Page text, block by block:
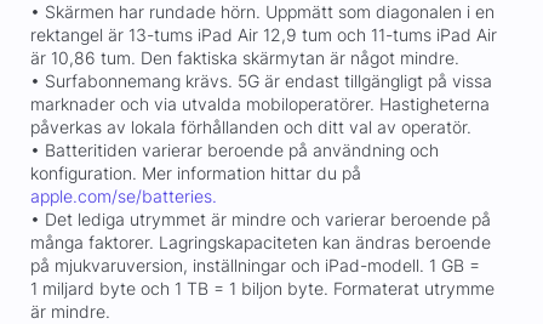
• Skärmen har rundade hörn. Uppmätt som diagonalen i en
rektangel är 13-tums iPad Air 12,9 tum och 11-tums iPad Air
är 10,86 tum. Den faktiska skärmytan är något mindre.
• Surfabonnemang krävs. 5G är endast tillgängligt på vissa
marknader och via utvalda mobiloperatörer. Hastigheterna
påverkas av lokala förhållanden och ditt val av operatör.
• Batteritiden varierar beroende på användning och
konfiguration. Mer information hittar du på
apple.com/se/batteries.
• Det lediga utrymmet är mindre och varierar beroende på
många faktorer. Lagringskapaciteten kan ändras beroende
på mjukvaruversion, inställningar och iPad-modell. 1 GB =
1 miljard byte och 1 TB = 1 biljon byte. Formaterat utrymme
är mindre.